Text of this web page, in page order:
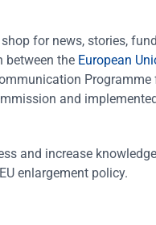
for news, stories,
between the European
Programme
and
and increase
enlargement policy.